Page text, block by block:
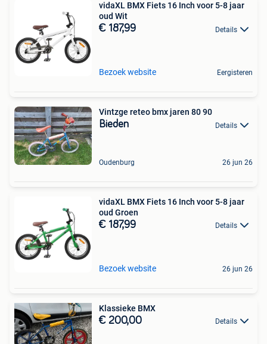
vidaXL BMX Fiets 16 Inch voor 5-8 jaar
oud Wit
€ 187,99 Details
Bezoek website Eergisteren
Vintzge reteo bmx jaren 80 90
Bieden Details
Oudenburg 26 jun 26
vidaXL BMX Fiets 16 Inch voor 5-8 jaar
oud Groen
€ 187,99 Details
Bezoek website 26 jun 26
Klassieke BMX
€ 200,00 Details